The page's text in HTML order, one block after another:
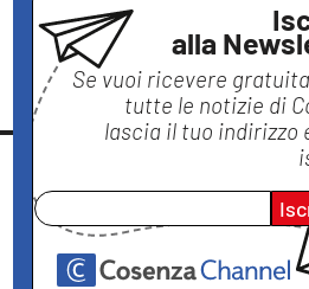
alla
Se vuoi ricevere
tutte le notizie di
lascia il tuo indirizzo
lactv.it
laconair.it
ilreggino.it